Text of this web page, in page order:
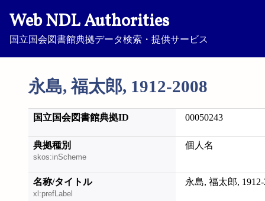
Web NDL Authorities
国立国会図書館典拠データ検索・提供サービス
永島, 福太郎, 1912-2008
国立国会図書館典拠ID 00050243
典拠種別
skos:inScheme
個人名
名称/タイトル
xl:prefLabel
永島, 福太郎, 1912-